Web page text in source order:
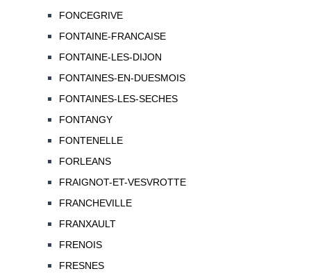
FONCEGRIVE
FONTAINE-FRANCAISE
FONTAINE-LES-DIJON
FONTAINES-EN-DUESMOIS
FONTAINES-LES-SECHES
FONTANGY
FONTENELLE
FORLEANS
FRAIGNOT-ET-VESVROTTE
FRANCHEVILLE
FRANXAULT
FRENOIS
FRESNES